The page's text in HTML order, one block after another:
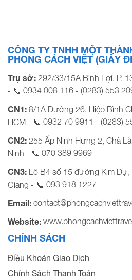
CÔNG TY TNHH MỘT
PHONG CÁCH VIỆT (GIẤY
Trụ sở: 292/33/15A Bình Lợi, P.
- 📞 0934 008 116 - (0283) 553
CN1: 8/1A Đường 26, Hiệp Bình
HCM - 📞 0932 70 9911 - (0283)
CN2: 255 Ấp Ninh Hưng 2, Chà
Ninh - 📞 070 389 9969
CN3: Lô B4 số 15 đường Kim Dự,
Giang - 📞 093 918 1227
Email:
Website:
CHÍNH SÁCH
Điều Khoản Giao Dịch
Chính Sách Thanh Toán